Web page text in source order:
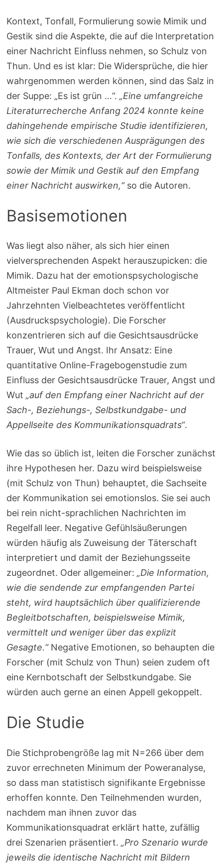
Kontext, Tonfall, Formulierung sowie Mimik und
Gestik sind die Aspekte, die auf die Interpretation
einer Nachricht Einfluss nehmen, so Schulz von
Thun. Und es ist klar: Die Widersprüche, die hier
wahrgenommen werden können, sind das Salz in
der Suppe: „Es ist grün …“.„Eine umfangreiche
Literaturrecherche Anfang 2024 konnte keine
dahingehende empirische Studie identifizieren,
wie sich die verschiedenen Ausprägungen des
Tonfalls, des Kontexts, der Art der Formulierung
sowie der Mimik und Gestik auf den Empfang
einer Nachricht auswirken,“so die Autoren.
Basisemotionen
Was liegt also näher, als sich hier einen
vielversprechenden Aspekt herauszupicken: die
Mimik. Dazu hat der emotionspsychologische
Altmeister Paul Ekman doch schon vor
Jahrzehnten Vielbeachtetes veröffentlicht
(Ausdruckspsychologie). Die Forscher
konzentrieren sich auf die Gesichtsausdrücke
Trauer, Wut und Angst. Ihr Ansatz: Eine
quantitative Online-Fragebogenstudie zum
Einfluss der Gesichtsausdrücke Trauer, Angst und
Wut„auf den Empfang einer Nachricht auf der
Sach-, Beziehungs-, Selbstkundgabe- und
Appellseite des Kommunikationsquadrats“.
Wie das so üblich ist, leiten die Forscher zunächst
ihre Hypothesen her. Dazu wird beispielsweise
(mit Schulz von Thun) behauptet, die Sachseite
der Kommunikation sei emotionslos. Sie sei auch
bei rein nicht-sprachlichen Nachrichten im
Regelfall leer. Negative Gefühlsäußerungen
würden häufig als Zuweisung der Täterschaft
interpretiert und damit der Beziehungsseite
zugeordnet. Oder allgemeiner:„Die Information,
wie die sendende zur empfangenden Partei
steht, wird hauptsächlich über qualifizierende
Begleitbotschaften, beispielsweise Mimik,
vermittelt und weniger über das explizit
Gesagte.“Negative Emotionen, so behaupten die
Forscher (mit Schulz von Thun) seien zudem oft
eine Kernbotschaft der Selbstkundgabe. Sie
würden auch gerne an einen Appell gekoppelt.
Die Studie
Die Stichprobengröße lag mit N=266 über dem
zuvor errechneten Minimum der Poweranalyse,
so dass man statistisch signifikante Ergebnisse
erhoffen konnte. Den Teilnehmenden wurden,
nachdem man ihnen zuvor das
Kommunikationsquadrat erklärt hatte, zufällig
drei Szenarien präsentiert.„Pro Szenario wurde
jeweils die identische Nachricht mit Bildern